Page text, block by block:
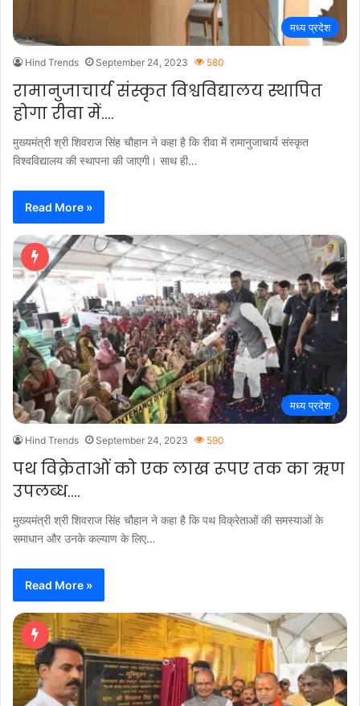
मध्य प्रदेश
Hind Trends September 24, 2023 580
रामानुजाचार्य संस्कृत विश्वविद्यालय स्थापित
होगा रीवा में….
मुख्यमंत्री श्री शिवराज सिंह चौहान ने कहा है कि रीवा में रामानुजाचार्य संस्कृत
विश्वविद्यालय की स्थापना की जाएगी। साथ ही…
Read More »
मध्य प्रदेश
Hind Trends September 24, 2023 590
पथ विक्रेताओं को एक लाख रूपए तक का ऋण
उपलब्ध….
मुख्यमंत्री श्री शिवराज सिंह चौहान ने कहा है कि पथ विक्रेताओं की समस्याओं के
समाधान और उनके कल्याण के लिए…
Read More »